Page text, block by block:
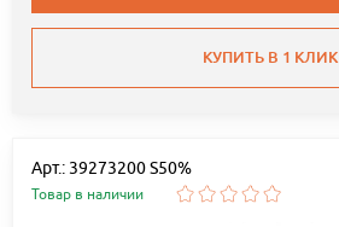
КУПИТЬ В 1 КЛИК
Арт.: 39273200 S50%
Товар в наличии